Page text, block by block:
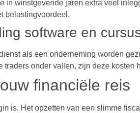
in winstgevende jaren extra veel
belastingvoordeel.
software en
als een onderneming worden
onder vallen, zijn deze kosten
financiële reis
is. Het opzetten van een slimme